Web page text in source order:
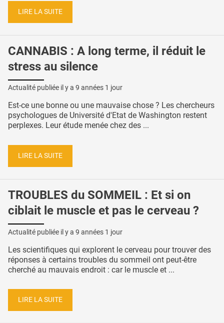
LIRE LA SUITE
CANNABIS : A long terme, il réduit le
stress au silence
Actualité publiée il y a 9 années 1 jour
Est-ce une bonne ou une mauvaise chose ? Les chercheurs
psychologues de Université d'Etat de Washington restent
perplexes. Leur étude menée chez des ...
LIRE LA SUITE
TROUBLES du SOMMEIL : Et si on
ciblait le muscle et pas le cerveau ?
Actualité publiée il y a 9 années 1 jour
Les scientifiques qui explorent le cerveau pour trouver des
réponses à certains troubles du sommeil ont peut-être
cherché au mauvais endroit : car le muscle et ...
LIRE LA SUITE